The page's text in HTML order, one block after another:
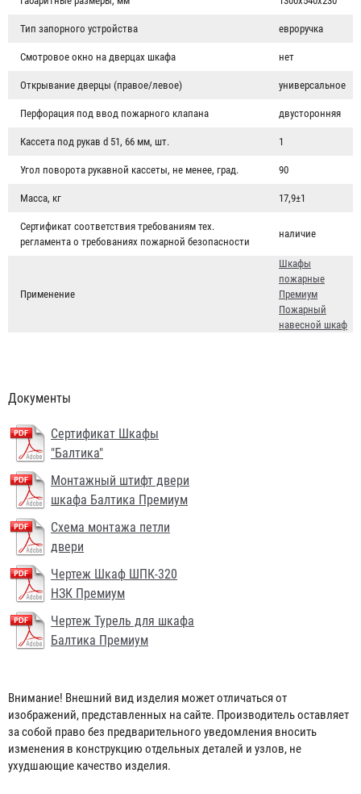
Тип запорного устройства евроручка
Смотровое окно на дверцах шкафа нет
Открывание дверцы (правое/левое) универсальное
Перфорация под ввод пожарного клапана двусторонняя
Кассета под рукав d 51, 66 мм, шт. 1
Угол поворота рукавной кассеты, не менее, град. 90
Масса, кг 17,9±1
Сертификат соответствия требованиям тех.
регламента о требованиях пожарной безопасности
наличие
Применение
Шкафы
пожарные
Премиум
Пожарный
навесной шкаф
Документы
Сертификат Шкафы
"Балтика"
Монтажный штифт двери
шкафа Балтика Премиум
Схема монтажа петли
двери
Чертеж Шкаф ШПК-320
НЗК Премиум
Чертеж Турель для шкафа
Балтика Премиум
Внимание! Внешний вид изделия может отличаться от
изображений, представленных на сайте. Производитель оставляет
за собой право без предварительного уведомления вносить
изменения в конструкцию отдельных деталей и узлов, не
ухудшающие качество изделия.
145 ₽